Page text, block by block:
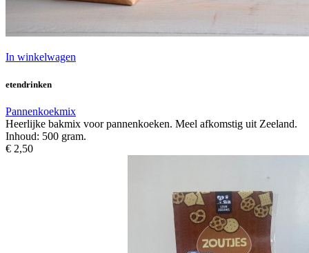
In winkelwagen
etendrinken
Pannenkoekmix
Heerlijke bakmix voor pannenkoeken. Meel afkomstig uit Zeeland.
Inhoud: 500 gram.
€ 2,50